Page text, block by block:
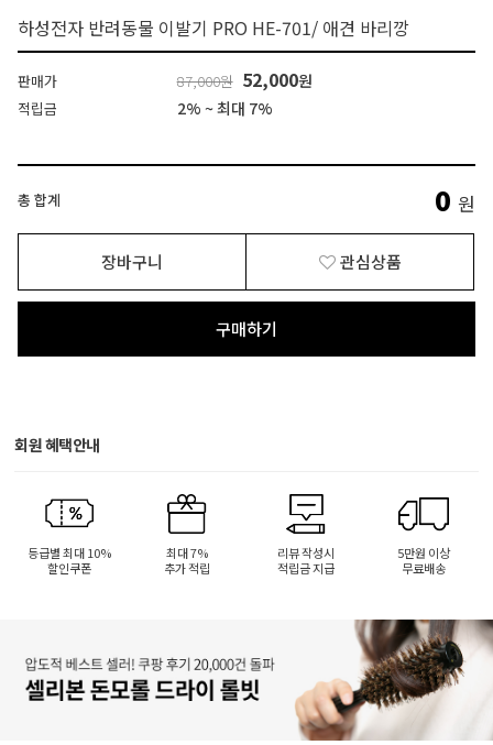
하성전자 반려동물 이발기 PRO HE-701/ 애견 바리깡
판매가 87,000원 52,000원
적립금 2% ~ 최대 7%
총 합계 0 원
장바구니 관심상품
구매하기
회원 혜택안내
등급별 최대 10%
할인쿠폰
최대 7%
추가 적립
리뷰 작성시
적립금 지급
5만원 이상
무료배송